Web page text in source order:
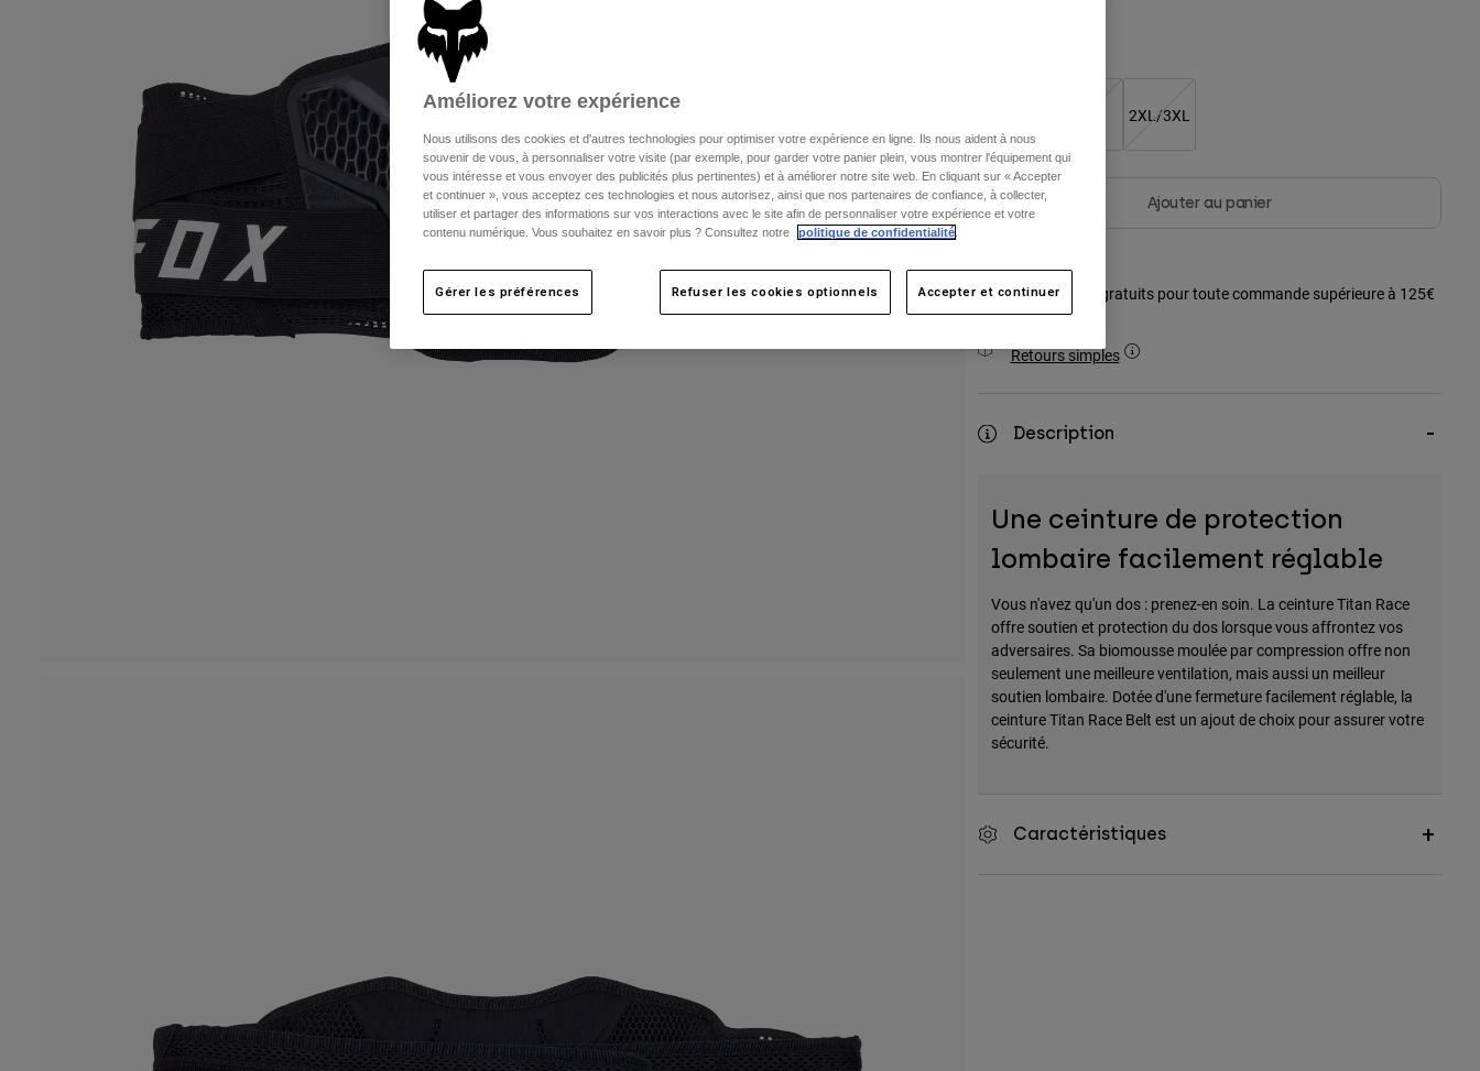
2XL/3XL
Ajouter au panier
Frais de port gratuits pour toute commande supérieure à 125€
Retours simples
Description
Une ceinture de protection
lombaire facilement réglable
Vous n'avez qu'un dos : prenez-en soin. La ceinture Titan Race
offre soutien et protection du dos lorsque vous affrontez vos
adversaires. Sa biomousse moulée par compression offre non
seulement une meilleure ventilation, mais aussi un meilleur
soutien lombaire. Dotée d'une fermeture facilement réglable, la
ceinture Titan Race Belt est un ajout de choix pour assurer votre
sécurité.
Caractéristiques
Améliorez votre expérience
Nous utilisons des cookies et d'autres technologies pour optimiser votre expérience en ligne. Ils nous aident à nous
souvenir de vous, à personnaliser votre visite (par exemple, pour garder votre panier plein, vous montrer l'équipement qui
vous intéresse et vous envoyer des publicités plus pertinentes) et à améliorer notre site web. En cliquant sur « Accepter
et continuer », vous acceptez ces technologies et nous autorisez, ainsi que nos partenaires de confiance, à collecter,
utiliser et partager des informations sur vos interactions avec le site afin de personnaliser votre expérience et votre
contenu numérique. Vous souhaitez en savoir plus ? Consultez notre
politique de confidentialité
Gérer les préférences Refuser les cookies optionnels Accepter et continuer